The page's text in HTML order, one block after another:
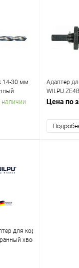
14-30 мм
наличии
Адаптер
WILPU
хвостовик
Цена по
для коронок 14-
хвостовик 9.5 мм